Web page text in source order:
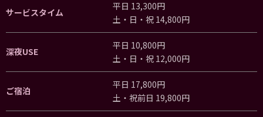
サービスタイム
平日 13,300円
土・日・祝 14,800円
深夜USE
平日 10,800円
土・日・祝 12,000円
ご宿泊
平日 17,800円
土・祝前日 19,800円